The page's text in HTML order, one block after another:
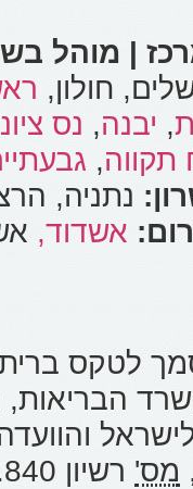
| מוהל
חולון,
, יבנה, נס
,
נתניה,
אשדוד,
לטקס
הבריאות,
מס'רשיון 840.